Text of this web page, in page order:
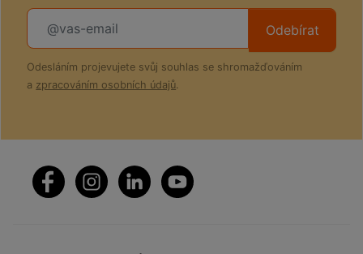
Odebírat
Odesláním projevujete svůj souhlas se shromažďováním
a zpracováním osobních údajů.